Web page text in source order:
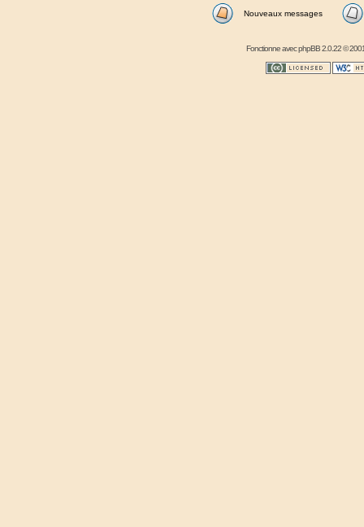
Nouveaux messages
Fonctionne avecphpBB2.0.22 ©